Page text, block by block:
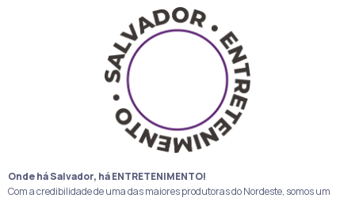
Onde há Salvador, há ENTRETENIMENTO!
Com a credibilidade de uma das maiores produtoras do Nordeste, somos um